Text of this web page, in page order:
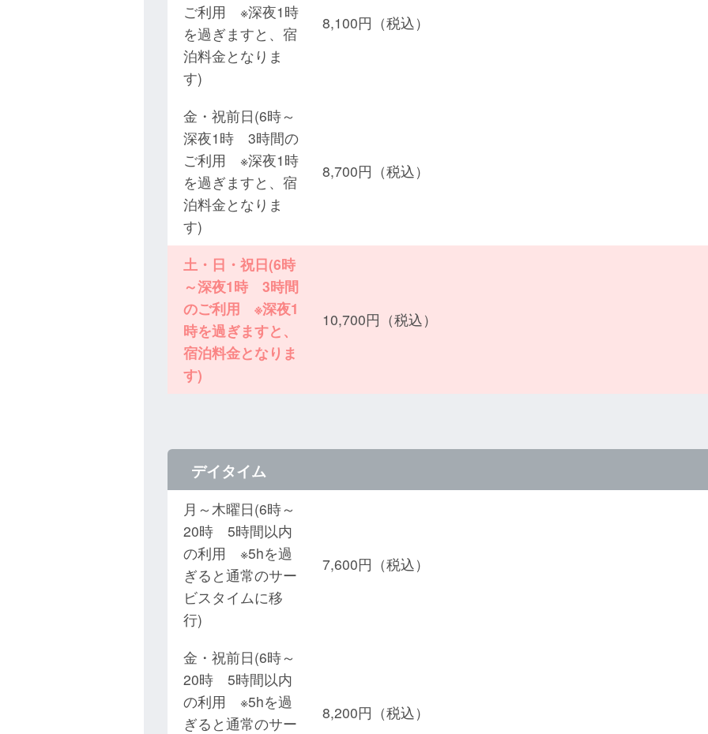
ご利用 ※深夜1時
を過ぎますと、宿
泊料金となりま
す)
8,100円（税込）
金・祝前日(6時～
深夜1時 3時間の
ご利用 ※深夜1時
を過ぎますと、宿
泊料金となりま
す)
8,700円（税込）
土・日・祝日(6時
～深夜1時 3時間
のご利用 ※深夜1
時を過ぎますと、
宿泊料金となりま
す)
10,700円（税込）
デイタイム
月～木曜日(6時～
20時 5時間以内
の利用 ※5hを過
ぎると通常のサー
ビスタイムに移
行)
7,600円（税込）
金・祝前日(6時～
20時 5時間以内
の利用 ※5hを過
ぎると通常のサー
8,200円（税込）